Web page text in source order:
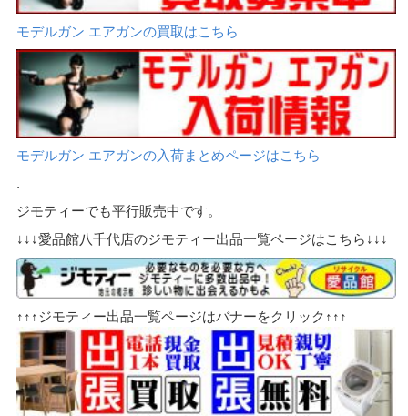
モデルガン エアガンの買取はこちら
モデルガン エアガンの入荷まとめページはこちら
.
ジモティーでも平行販売中です。
↓↓↓愛品館八千代店のジモティー出品一覧ページはこちら↓↓↓
↑↑↑ジモティー出品一覧ページはバナーをクリック↑↑↑